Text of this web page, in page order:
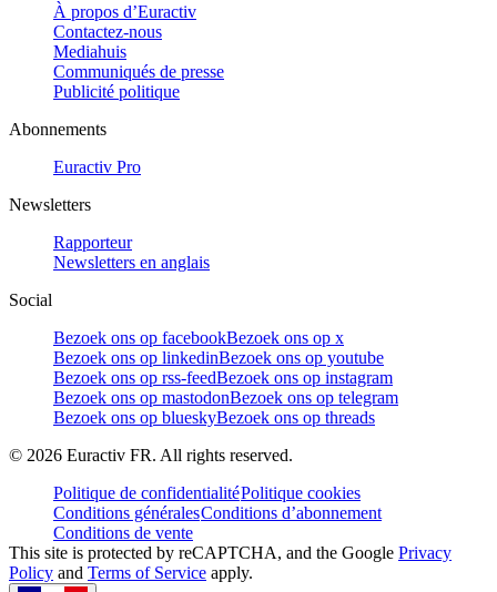
À propos d’Euractiv
Contactez-nous
Mediahuis
Communiqués de presse
Publicité politique
Abonnements
Euractiv Pro
Newsletters
Rapporteur
Newsletters en anglais
Social
Bezoek ons op facebookBezoek ons op x
Bezoek ons op linkedinBezoek ons op youtube
Bezoek ons op rss-feedBezoek ons op instagram
Bezoek ons op mastodonBezoek ons op telegram
Bezoek ons op blueskyBezoek ons op threads
© 2026 Euractiv FR. All rights reserved.
Politique de confidentialitéPolitique cookies
Conditions généralesConditions d’abonnement
Conditions de vente
This site is protected by reCAPTCHA, and the Google Privacy
Policy and Terms of Service apply.